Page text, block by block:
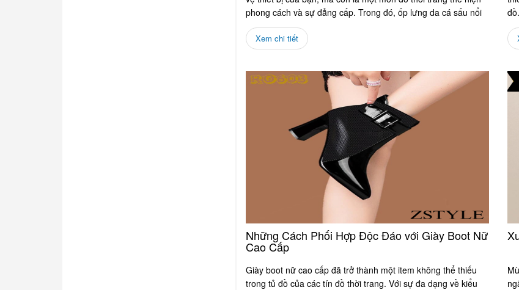
phong cách và sự đẳng cấp. Trong đó, ốp lưng da cá sấu nổi
lên...
Xem chi tiết
Những Cách Phối Hợp Độc Đáo với Giày Boot Nữ
Cao Cấp
Giày boot nữ cao cấp đã trở thành một item không thể thiếu
trong tủ đồ của các tín đồ thời trang. Với sự đa dạng về kiểu